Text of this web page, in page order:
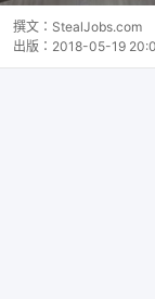
撰文： StealJobs.com
出版： 2018-05-19